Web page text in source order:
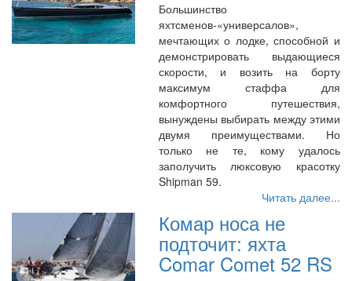
Большинство
яхтсменов-«универсалов»,
мечтающих о лодке, способной и
демонстрировать выдающиеся
скорости, и возить на борту
максимум стаффа для
комфортного путешествия,
вынуждены выбирать между этими
двумя преимуществами. Но
только не те, кому удалось
заполучить люксовую красотку
Shipman 59.
Читать далее...
Комар носа не
подточит: яхта
Comar Comet 52 RS